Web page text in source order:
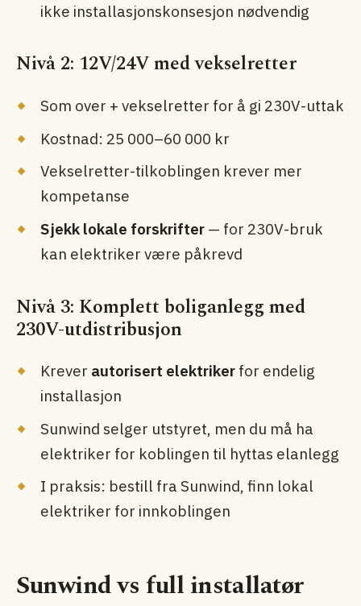
ikke installasjons­konsesjon nødvendig
Nivå 2: 12V/24V med vekselretter
Som over + vekselretter for å gi 230V-uttak
Kostnad: 25 000–60 000 kr
Vekselretter-tilkoblingen krever mer
kompetanse
Sjekk lokale forskrifter — for 230V-bruk
kan elektriker være påkrevd
Nivå 3: Komplett bolig­anlegg med
230V-utdistribusjon
Krever autorisert elektriker for endelig
installasjon
Sunwind selger utstyret, men du må ha
elektriker for koblingen til hyttas elanlegg
I praksis: bestill fra Sunwind, finn lokal
elektriker for innkoblingen
Sunwind vs full installatør